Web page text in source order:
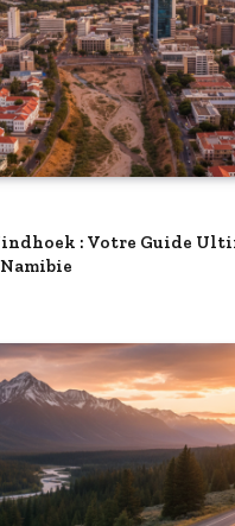
: Votre Guide